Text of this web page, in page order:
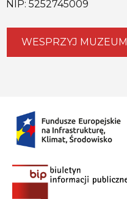
NIP: 5252745009
WESPRZYJ MUZEUM